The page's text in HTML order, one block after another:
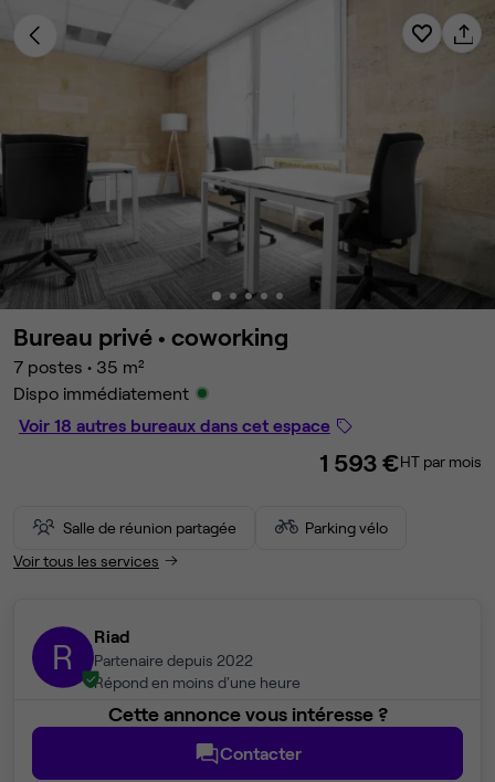
Bureau privé • coworking
7 postes • 35 m²
Dispo immédiatement
Voir 18 autres bureaux dans cet espace
1 593 €HT par mois
Salle de réunion partagée
Parking vélo
Voir tous les services
R Riad
Partenaire depuis 2022
Répond en moins d'une heure
Cette annonce vous intéresse ?
Contacter